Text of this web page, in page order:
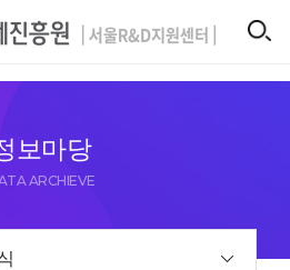
보마당
ARCHIEVE